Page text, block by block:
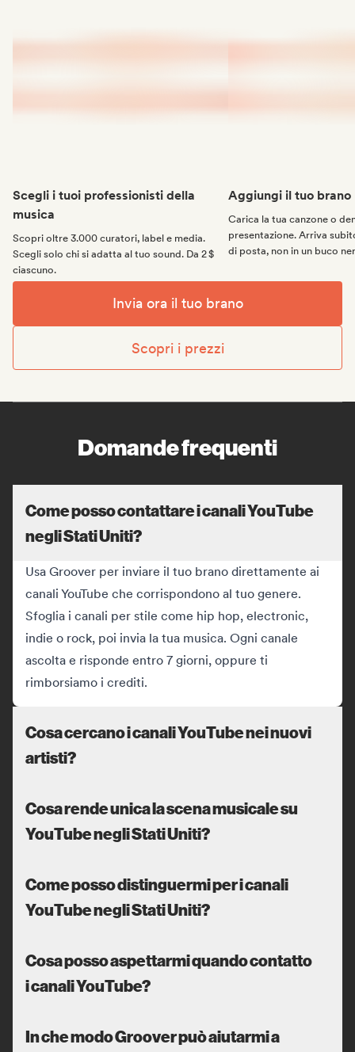
Scegli i tuoi professionisti della
musica
Scopri oltre 3.000 curatori, label e media.
Scegli solo chi si adatta al tuo sound. Da 2 $
ciascuno.
Aggiungi il tuo brano
Carica la tua canzone o
presentazione. Arriva
di posta, non in un buco
Invia ora il tuo brano
Scopri i prezzi
Domande frequenti
Come posso contattare i canali YouTube
negli Stati Uniti?
Usa Groover per inviare il tuo brano direttamente ai
canali YouTube che corrispondono al tuo genere.
Sfoglia i canali per stile come hip hop, electronic,
indie o rock, poi invia la tua musica. Ogni canale
ascolta e risponde entro 7 giorni, oppure ti
rimborsiamo i crediti.
Cosa cercano i canali YouTube nei nuovi
artisti?
Cosa rende unica la scena musicale su
YouTube negli Stati Uniti?
Come posso distinguermi per i canali
YouTube negli Stati Uniti?
Cosa posso aspettarmi quando contatto
i canali YouTube?
In che modo Groover può aiutarmi a